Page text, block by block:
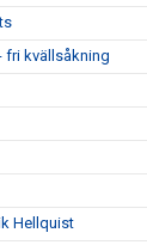
fri kvällsåkning
Hellquist